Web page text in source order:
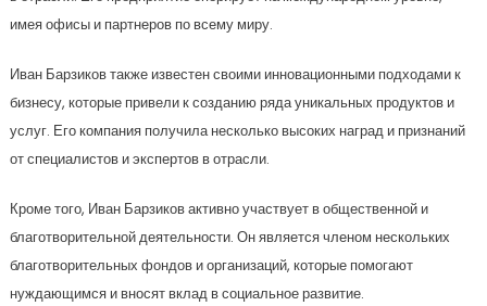
имея офисы и партнеров по всему миру.
Иван Барзиков также известен своими инновационными подходами к
бизнесу, которые привели к созданию ряда уникальных продуктов и
услуг. Его компания получила несколько высоких наград и признаний
от специалистов и экспертов в отрасли.
Кроме того, Иван Барзиков активно участвует в общественной и
благотворительной деятельности. Он является членом нескольких
благотворительных фондов и организаций, которые помогают
нуждающимся и вносят вклад в социальное развитие.